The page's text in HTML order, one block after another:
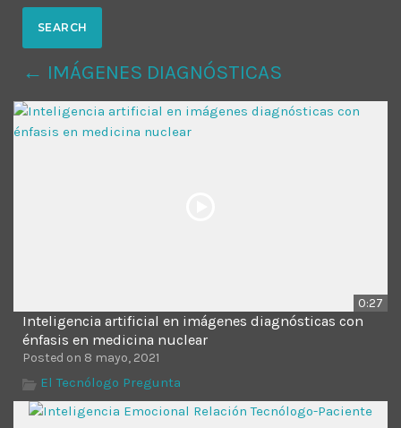
431 201
DESIGN ADMINISTRATOR
Validating Enterprise
Architectures In The Current
Time
← IMÁGENES DIAGNÓSTICAS
0:27
Inteligencia artificial en imágenes diagnósticas con
énfasis en medicina nuclear
Posted on 8 mayo, 2021
El Tecnólogo Pregunta